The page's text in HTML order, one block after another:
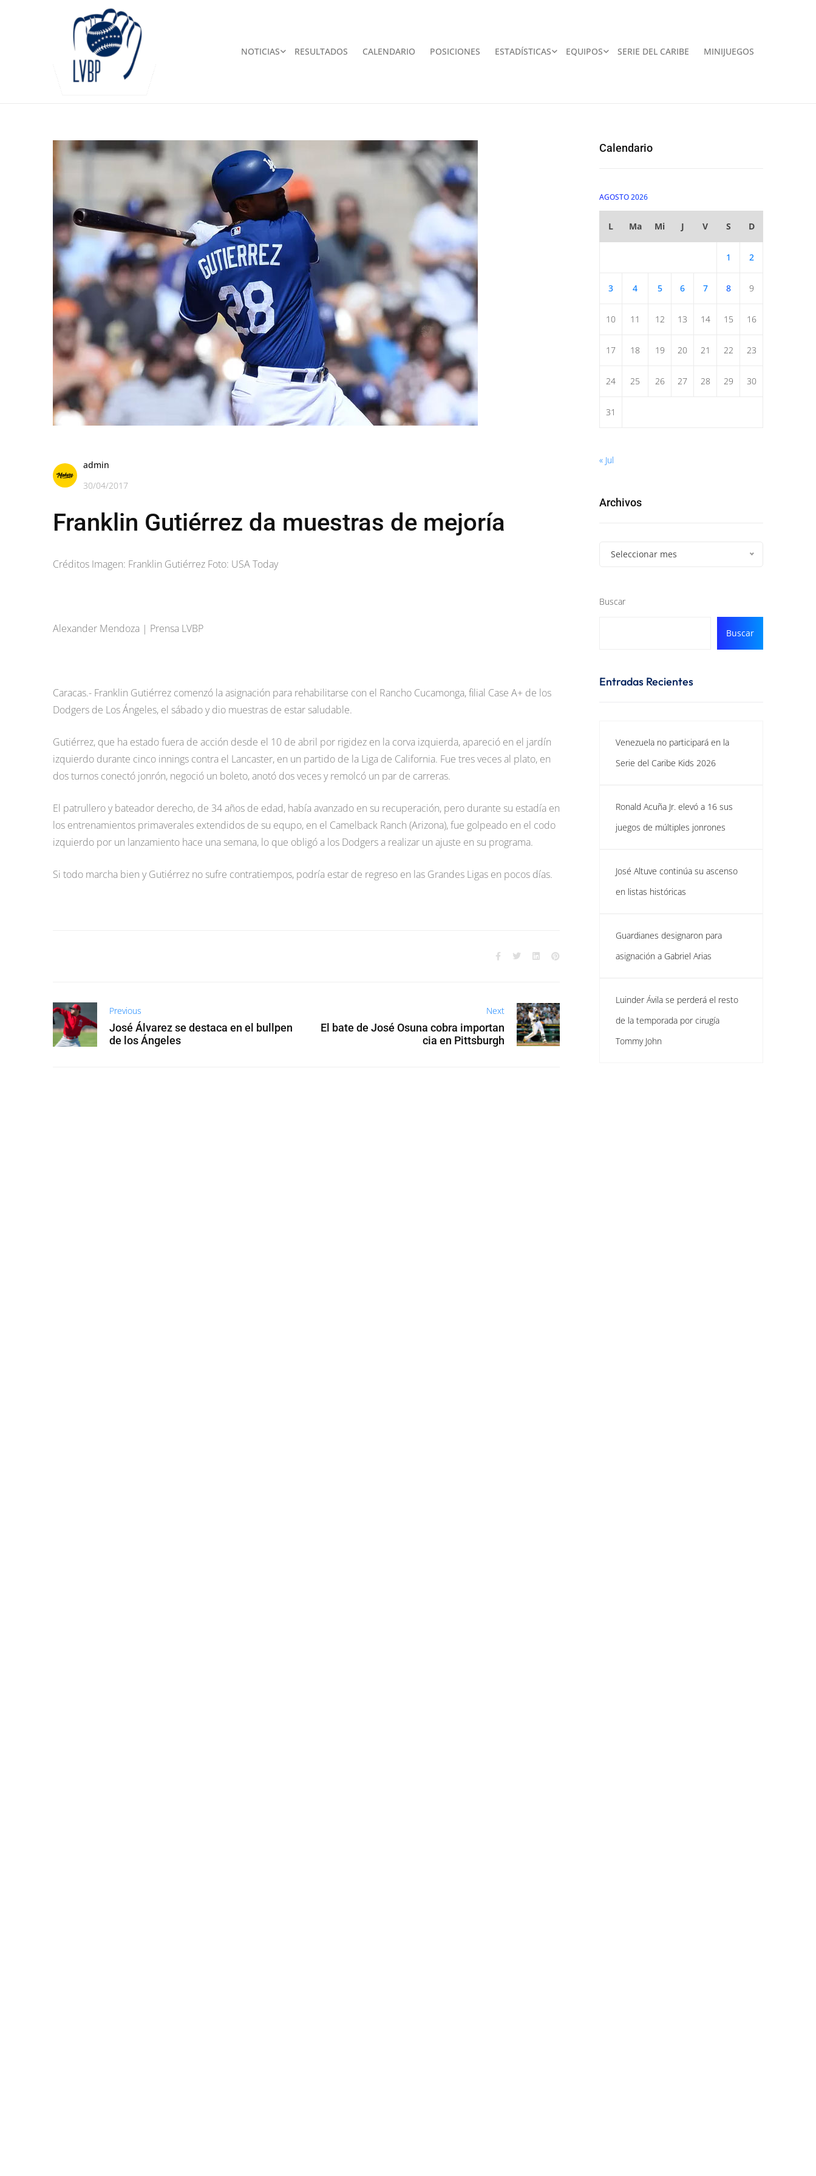
NOTICIAS RESULTADOS CALENDARIO POSICIONES ESTADÍSTICAS EQUIPOS SERIE DEL CARIBE MINIJUEGOS
admin
30/04/2017
Franklin Gutiérrez da muestras de mejoría
Créditos Imagen: Franklin Gutiérrez Foto: USA Today
Alexander Mendoza | Prensa LVBP
Caracas.- Franklin Gutiérrez comenzó la asignación para rehabilitarse con el Rancho Cucamonga, filial Case A+ de los
Dodgers de Los Ángeles, el sábado y dio muestras de estar saludable.
Gutiérrez, que ha estado fuera de acción desde el 10 de abril por rigidez en la corva izquierda, apareció en el jardín
izquierdo durante cinco innings contra el Lancaster, en un partido de la Liga de California. Fue tres veces al plato, en
dos turnos conectó jonrón, negoció un boleto, anotó dos veces y remolcó un par de carreras.
El patrullero y bateador derecho, de 34 años de edad, había avanzado en su recuperación, pero durante su estadía en
los entrenamientos primaverales extendidos de su equpo, en el Camelback Ranch (Arizona), fue golpeado en el codo
izquierdo por un lanzamiento hace una semana, lo que obligó a los Dodgers a realizar un ajuste en su programa.
Si todo marcha bien y Gutiérrez no sufre contratiempos, podría estar de regreso en las Grandes Ligas en pocos días.
Previous
José Álvarez se destaca en el bullpen
de los Ángeles
Next
El bate de José Osuna cobra importan
cia en Pittsburgh
Calendario
AGOSTO 2026
L Ma Mi J V S D
1 2
3 4 5 6 7 8 9
10 11 12 13 14 15 16
17 18 19 20 21 22 23
24 25 26 27 28 29 30
31
« Jul
Archivos
Seleccionar mes
Buscar
Buscar
Entradas Recientes
Venezuela no participará en la
Serie del Caribe Kids 2026
Ronald Acuña Jr. elevó a 16 sus
juegos de múltiples jonrones
José Altuve continúa su ascenso
en listas históricas
Guardianes designaron para
asignación a Gabriel Arias
Luinder Ávila se perderá el resto
de la temporada por cirugía
Tommy John